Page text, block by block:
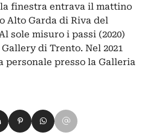
finestra entrava il mattino
Alto Garda di Riva del
sole misuro i passi (2020)
di Trento. Nel 2021
personale presso la Galleria
su Xsu LinkedIn
Condividi su Pinterest
Condividi su WhatsApp
Condividi su Email